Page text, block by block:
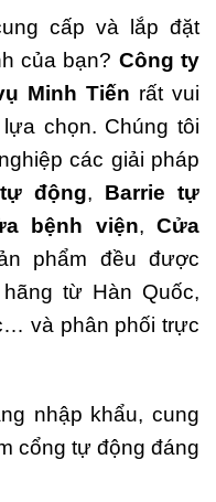
cấp và lắp đặt
của bạn? Công ty
Minh Tiến rất vui
chọn. Chúng tôi
các giải pháp
động, Barrie tự
bệnh viện,Cửa
phẩm đều được
từ Hàn Quốc,
và phân phối trực
nhập khẩu, cung
cổng tự động đáng